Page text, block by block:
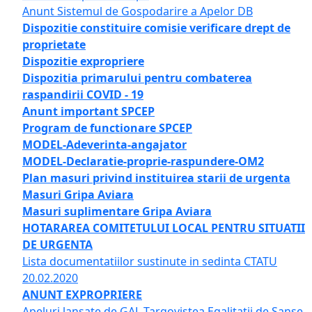
Anunt Sistemul de Gospodarire a Apelor DB
Dispozitie constituire comisie verificare drept de
proprietate
Dispozitie expropriere
Dispozitia primarului pentru combaterea
raspandirii COVID - 19
Anunt important SPCEP
Program de functionare SPCEP
MODEL-Adeverinta-angajator
MODEL-Declaratie-proprie-raspundere-OM2
Plan masuri privind instituirea starii de urgenta
Masuri Gripa Aviara
Masuri suplimentare Gripa Aviara
HOTARAREA COMITETULUI LOCAL PENTRU SITUATII
DE URGENTA
Lista documentatiilor sustinute in sedinta CTATU
20.02.2020
ANUNT EXPROPRIERE